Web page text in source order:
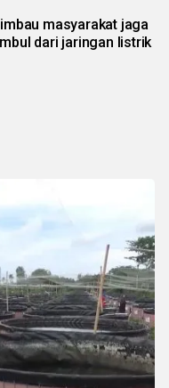
masyarakat jaga
dari jaringan listrik